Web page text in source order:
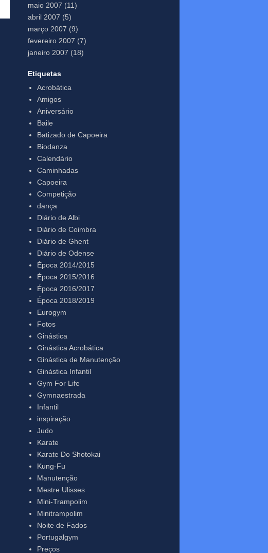
maio 2007 (11)
abril 2007 (5)
março 2007 (9)
fevereiro 2007 (7)
janeiro 2007 (18)
Etiquetas
Acrobática
Amigos
Aniversário
Baile
Batizado de Capoeira
Biodanza
Calendário
Caminhadas
Capoeira
Competição
dança
Diário de Albi
Diário de Coimbra
Diário de Ghent
Diário de Odense
Época 2014/2015
Época 2015/2016
Época 2016/2017
Época 2018/2019
Eurogym
Fotos
Ginástica
Ginástica Acrobática
Ginástica de Manutenção
Ginástica Infantil
Gym For Life
Gymnaestrada
Infantil
inspiração
Judo
Karate
Karate Do Shotokai
Kung-Fu
Manutenção
Mestre Ulisses
Mini-Trampolim
Minitrampolim
Noite de Fados
Portugalgym
Preços